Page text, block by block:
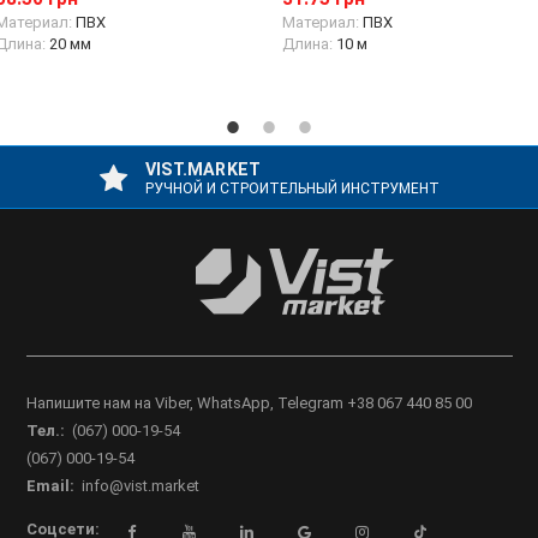
ПВХ
20 мм
Материал: ПВХ
Длина: 10 м
VIST.MARKET
РУЧНОЙ И СТРОИТЕЛЬНЫЙ ИНСТРУМЕНТ
Напишите нам на Viber, WhatsApp, Telegram +38 067 440 85 00
Тел.: (067) 000-19-54
(067) 000-19-54
Email: info@vist.market
Соцсети: